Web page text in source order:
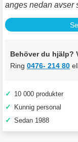
anges nedan avser
Behöver du hjälp?
Ring 0476- 214 80
✓ 10 000 produkter
✓ Kunnig personal
✓ Sedan 1988